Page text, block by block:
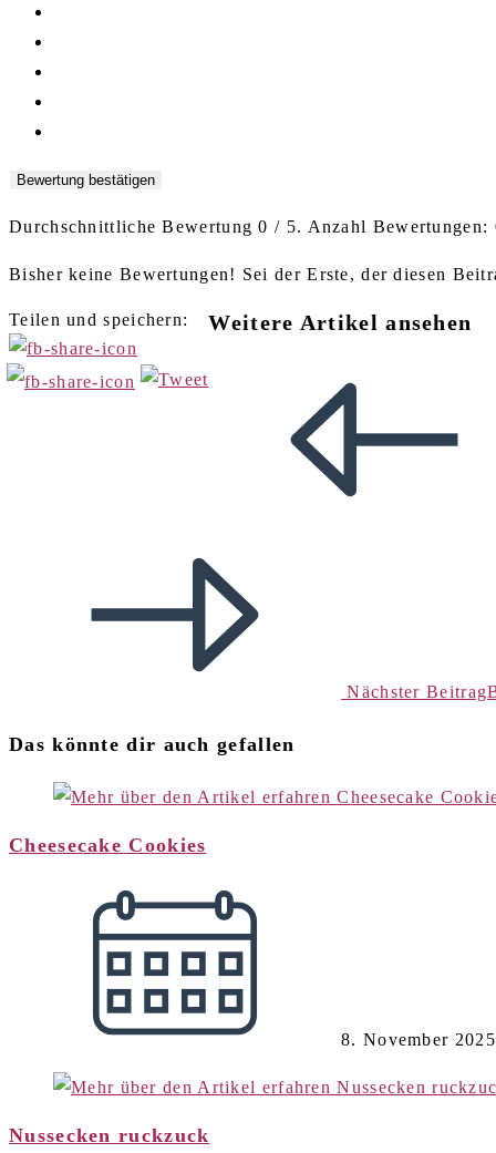
Bewertung bestätigen
Durchschnittliche Bewertung0 / 5. Anzahl Bewertungen:
Bisher keine Bewertungen! Sei der Erste, der diesen
Teilen und speichern: Weitere Artikel ansehen
Nächster Beitrag
Das könnte dir auch gefallen
Cheesecake Cookies
8. November 2025
Nussecken ruckzuck